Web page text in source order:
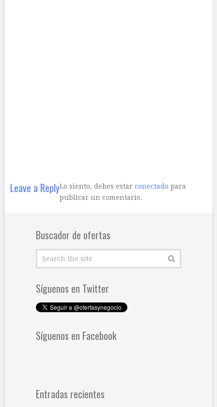
Leave a ReplyLo siento, debes estar conectado para
publicar un comentario.
Buscador de ofertas
Síguenos en Twitter
Síguenos en Facebook
Entradas recientes